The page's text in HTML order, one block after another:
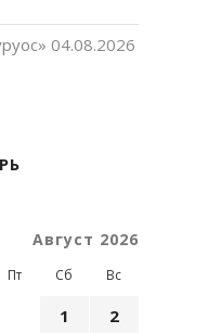
04.08.2026
Август 2026
Пт Сб Вс
1
2